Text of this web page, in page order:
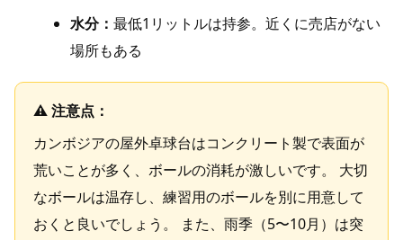
水分：最低1リットルは持参。近くに売店がない
場所もある
カンボジアの屋外卓球台はコンクリート製で表面が
荒いことが多く、ボールの消耗が激しいです。 大切
なボールは温存し、練習用のボールを別に用意して
おくと良いでしょう。 また、雨季（5〜10月）は突